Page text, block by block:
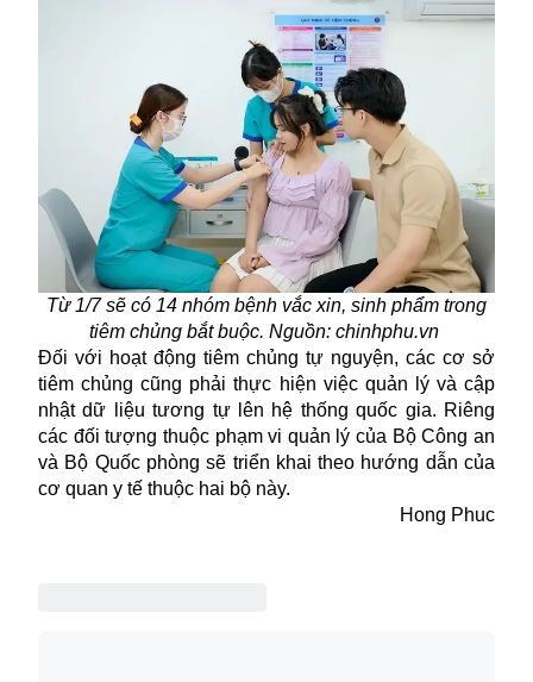
Từ 1/7 sẽ có 14 nhóm bệnh vắc xin, sinh phẩm trong
tiêm chủng bắt buộc. Nguồn: chinhphu.vn
Đối với hoạt động tiêm chủng tự nguyện, các cơ sở
tiêm chủng cũng phải thực hiện việc quản lý và cập
nhật dữ liệu tương tự lên hệ thống quốc gia. Riêng
các đối tượng thuộc phạm vi quản lý của Bộ Công an
và Bộ Quốc phòng sẽ triển khai theo hướng dẫn của
cơ quan y tế thuộc hai bộ này.
Hong Phuc